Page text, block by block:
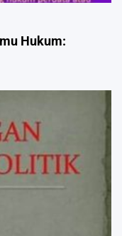
Hukum: